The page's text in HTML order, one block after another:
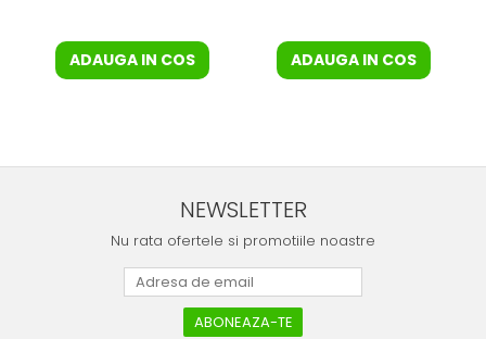
ADAUGA IN COS ADAUGA IN COS
NEWSLETTER
Nu rata ofertele si promotiile noastre